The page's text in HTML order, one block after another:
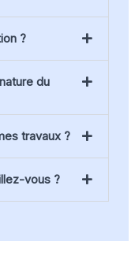
?
du
travaux ?
vous ?